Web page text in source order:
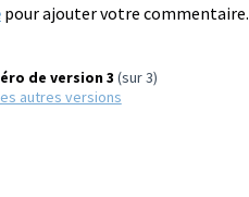
pour ajouter votre commentaire.
de version 3 (sur 3)
autres versions